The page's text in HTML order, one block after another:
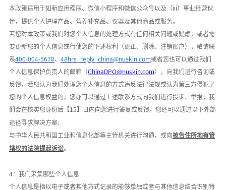
本政策适用于如新应用程序、微信小程序和微信公众号以及（iii）事业经营伙
伴，提供个人护理产品、营养补充品、仪器及其他商品或服务。
若您对本政策或我们对您个人信息的处理方式有任何相关问题或疑虑，或者需
要更新您的个人信息或行使您的下述权利（更正、删除、注销账户），敬请联
系400-004-5678、 48hrs_reply_china@nuskin.com或者您也可以通过我们
个人信息保护负责人的邮箱（ChinaDPO@nuskin.com），向我们进行咨询或
反馈，若您认为我们处理您个人信息的方式违反法律法规或认为第三方侵犯了
您的个人信息权益的，您亦可以通过上述联系方式向我们进行投诉、举报，我
们会在核实您身份后【15】日内向您进行答复或反馈。您还可以通过以下外部
途径寻求解决方案:
与中华人民共和国工业和信息化部等主管机关进行沟通，或向被告住所地有管
辖权的法院提起诉讼。
4：我们采集哪些个人信息
个人信息是指以电子或者其他方式记录的能够单独或者与其他信息结合识别特